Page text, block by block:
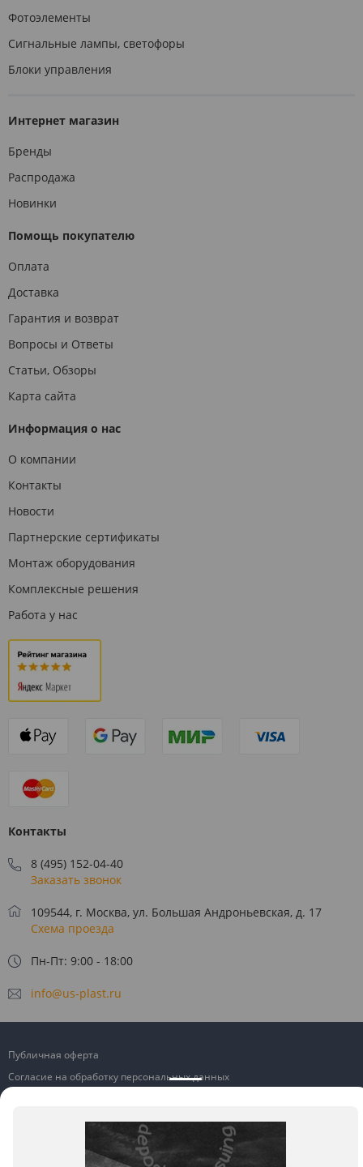
Фотоэлементы
Сигнальные лампы, светофоры
Блоки управления
Интернет магазин
Бренды
Распродажа
Новинки
Помощь покупателю
Оплата
Доставка
Гарантия и возврат
Вопросы и Ответы
Статьи, Обзоры
Карта сайта
Информация о нас
О компании
Контакты
Новости
Партнерские сертификаты
Монтаж оборудования
Комплексные решения
Работа у нас
Контакты
8 (495) 152-04-40
Заказать звонок
109544, г. Москва, ул. Большая Андроньевская, д. 17
Схема проезда
Пн-Пт: 9:00 - 18:00
info@us-plast.ru
Публичная оферта
Согласие на обработку персональных данных
Пользовательское соглашение
Политика конфиденциальности